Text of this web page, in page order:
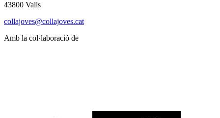
43800 Valls
collajoves@collajoves.cat
Amb la col·laboració de